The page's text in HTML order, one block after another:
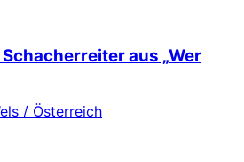
aus „Wer
/ Österreich